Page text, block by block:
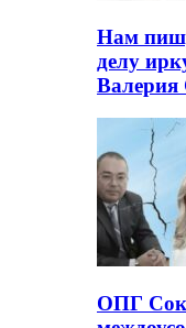
Нам
делу
Валерия
ОПГ